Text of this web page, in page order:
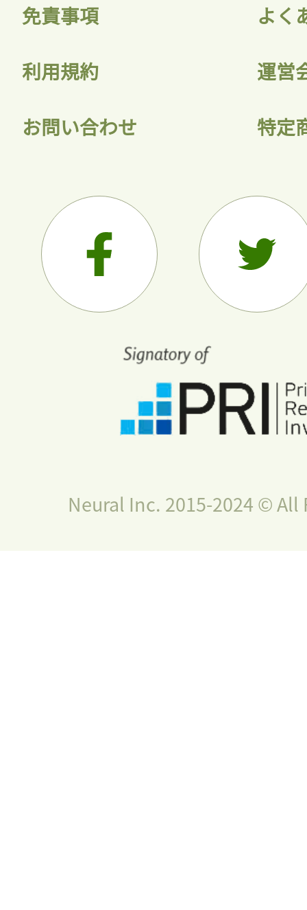
免責事項 よく
利用規約 運営
お問い合わせ 特定
Neural Inc. 2015-2024 © All